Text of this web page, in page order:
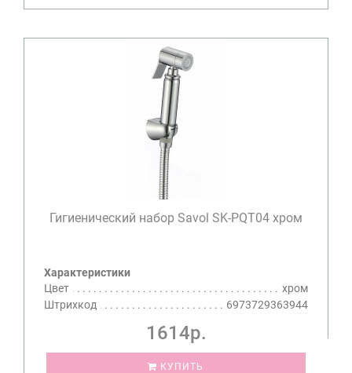
Гигиенический набор Savol SK-PQT04 хром
Характеристики
Цвет
хром
Штрихкод
6973729363944
1614р.
КУПИТЬ